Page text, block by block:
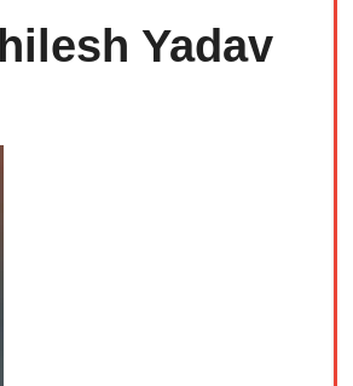
Yadav